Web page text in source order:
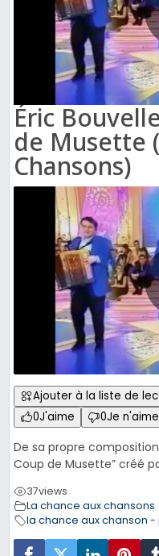
Éric
de Musette
Chansons)
Ajouter à la liste de
0J'aime 0Je
De sa propre
Coup de Musette” créé
37views
La chance aux chansons
la chance aux chanson